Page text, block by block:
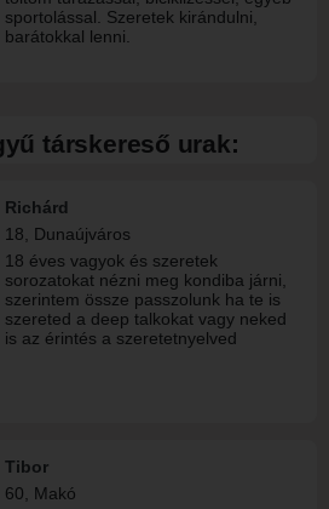
sportolással. Szeretek kirándulni,
barátokkal lenni.
társkereső urak:
Richárd
18, Dunaújváros
18 éves vagyok és szeretek
sorozatokat nézni meg kondiba járni,
szerintem össze passzolunk ha te is
szereted a deep talkokat vagy neked
is az érintés a szeretetnyelved
Tibor
60, Makó